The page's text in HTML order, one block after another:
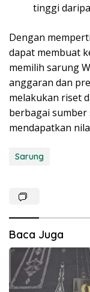
tinggi
Dengan
dapat membuat
memilih sarung
anggaran dan
melakukan riset
berbagai
mendapatkan
Sarung
Baca Juga